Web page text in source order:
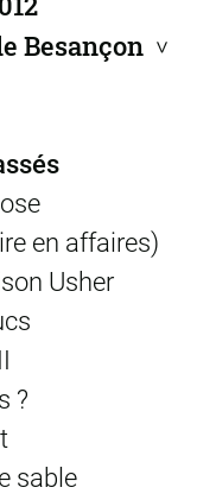
Besançon
>
en affaires)
Usher
?
sable
Hardt